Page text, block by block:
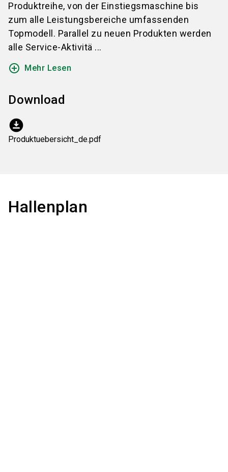
Produktreihe, von der Einstiegsmaschine bis
zum alle Leistungsbereiche umfassenden
Topmodell. Parallel zu neuen Produkten werden
alle Service-Aktivitä ...
add_circle_outline Mehr Lesen
Download
download_for_offline
Produktuebersicht_de.pdf
Hallenplan